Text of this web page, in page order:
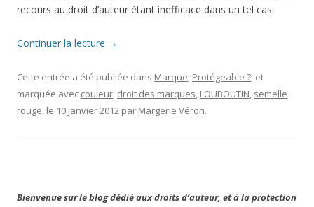
recours au droit d’auteur étant inefficace dans un tel cas.
Continuer la lecture →
Cette entrée a été publiée dans Marque, Protégeable ?, et
marquée avec couleur, droit des marques, LOUBOUTIN, semelle
rouge, le 10 janvier 2012 par Margerie Véron.
Bienvenue sur le blog dédié aux droits d’auteur, et à la protection